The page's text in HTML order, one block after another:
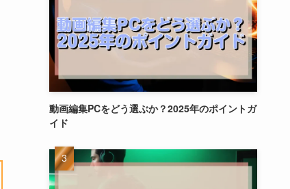
動画編集PCをどう選ぶか？2025年のポイントガ
イド